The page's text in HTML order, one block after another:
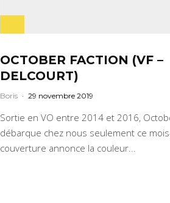
OCTOBER FACTION (VF –
DELCOURT)
Boris · 29 novembre 2019
Sortie en VO entre 2014 et 2016,
débarque chez nous seulement ce
couverture annonce la couleur...